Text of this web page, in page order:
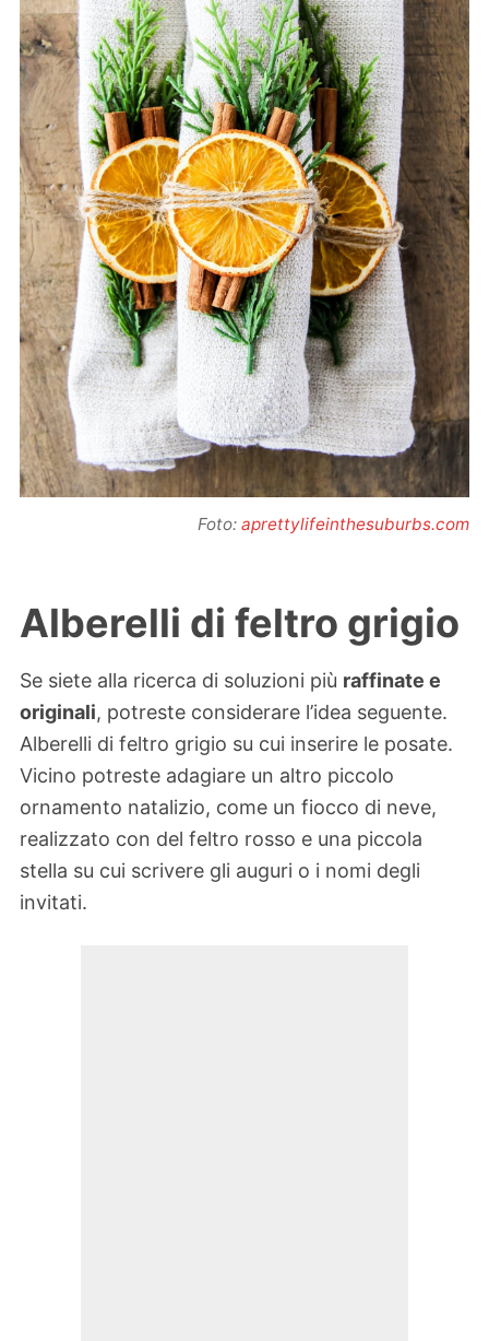
Foto: aprettylifeinthesuburbs.com
Alberelli di feltro grigio
Se siete alla ricerca di soluzioni più raffinate e
originali, potreste considerare l’idea seguente.
Alberelli di feltro grigio su cui inserire le posate.
Vicino potreste adagiare un altro piccolo
ornamento natalizio, come un fiocco di neve,
realizzato con del feltro rosso e una piccola
stella su cui scrivere gli auguri o i nomi degli
invitati.